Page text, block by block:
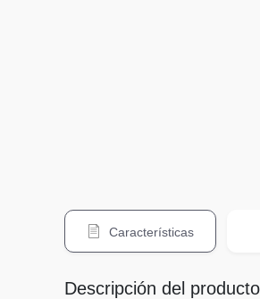
Características
Descripción del producto